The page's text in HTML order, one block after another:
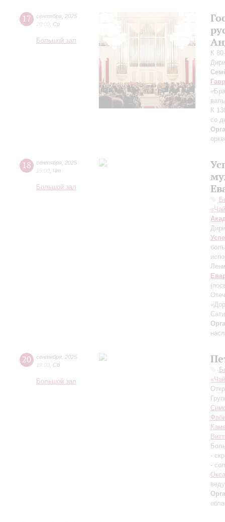
17 сентября 2025
20:00 Ср
Большой зал
К
К
со
18 сентября 2025
19:00 Чт
Большой зал
20 сентября 2025
19:00 Сб
Большой зал
-
-